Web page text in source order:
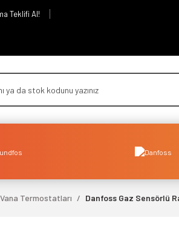
Teklifi Al!
Vana Termostatları Danfoss Gaz Sensörlü